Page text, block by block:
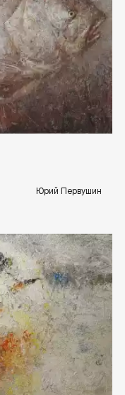
ekb.rakovgallery.ru
Юрий Первушин